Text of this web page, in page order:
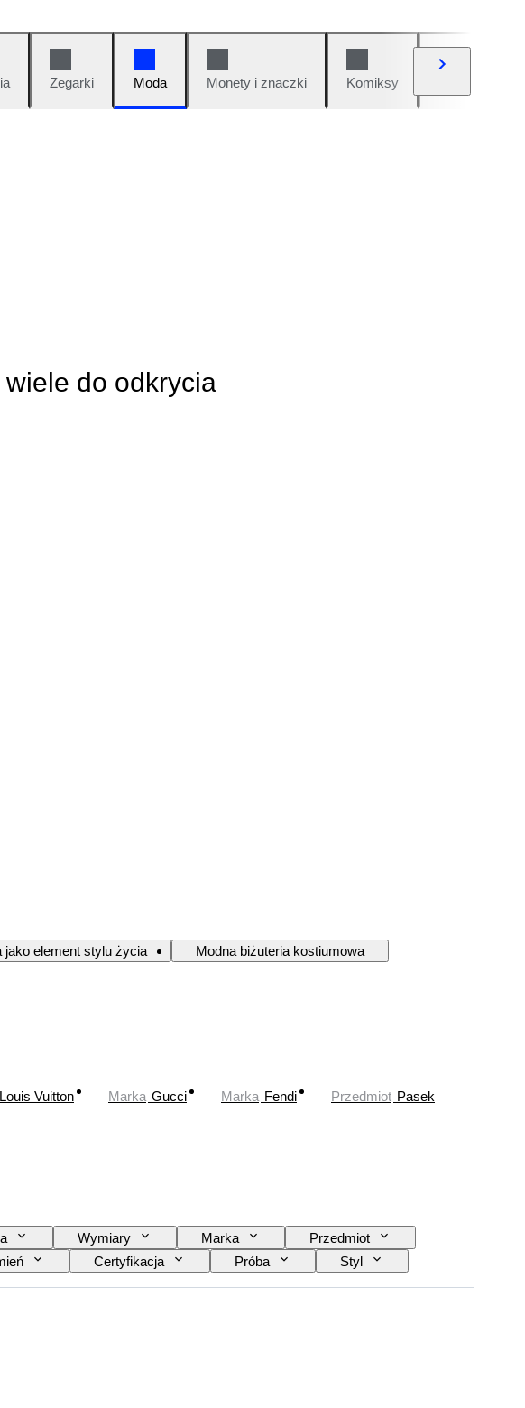
Zegarki Moda Monety i znaczki Komiksy
do odkrycia
jako element stylu życia
Modna biżuteria kostiumowa
Louis Vuitton Marka Gucci Marka Fendi Przedmiot Pasek
Wymiary Marka
Przedmiot
Certyfikacja Próba
Styl
Akcesoria w zestawie
Rodzaj diamentu